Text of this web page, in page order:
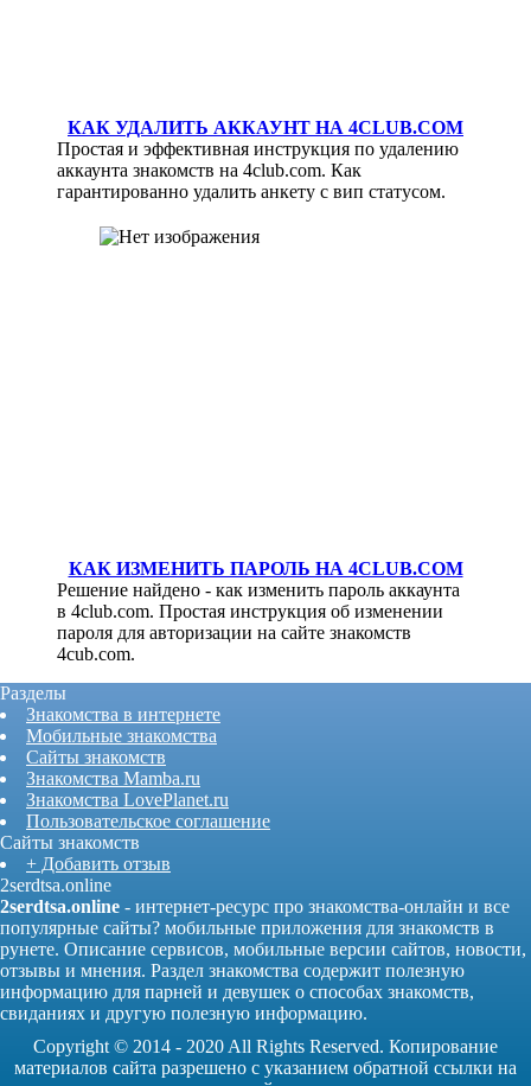
КАК УДАЛИТЬ АККАУНТ НА 4CLUB.COM
Простая и эффективная инструкция по удалению
аккаунта знакомств на 4club.com. Как
гарантированно удалить анкету с вип статусом.
КАК ИЗМЕНИТЬ ПАРОЛЬ НА 4CLUB.COM
Решение найдено - как изменить пароль аккаунта
в 4club.com. Простая инструкция об изменении
пароля для авторизации на сайте знакомств
4cub.com.
Разделы
Знакомства в интернете
Мобильные знакомства
Сайты знакомств
Знакомства Mamba.ru
Знакомства LovePlanet.ru
Пользовательское соглашение
Сайты знакомств
+ Добавить отзыв
2serdtsa.online
2serdtsa.online - интернет-ресурс про знакомства-онлайн и все
популярные сайты? мобильные приложения для знакомств в
рунете. Описание сервисов, мобильные версии сайтов, новости,
отзывы и мнения. Раздел знакомства содержит полезную
информацию для парней и девушек о способах знакомств,
свиданиях и другую полезную информацию.
Copyright © 2014 - 2020 All Rights Reserved. Копирование
материалов сайта разрешено с указанием обратной ссылки на